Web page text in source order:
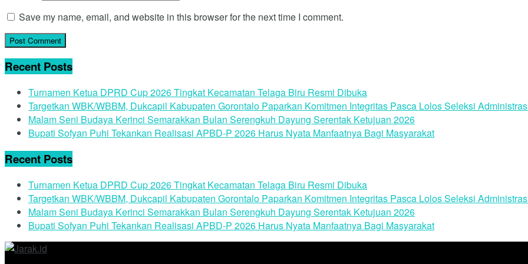
Save my name, email, and website in this browser for the next time I comment.
Recent Posts
Turnamen Ketua DPRD Cup 2026 Tingkat Kecamatan Telaga Biru Resmi Dibuka
Targetkan WBK/WBBM, Dukcapil Kabupaten Gorontalo Paparkan Komitmen Integritas Pasca Lolos Seleksi
Malam Seni Budaya Kerinci Semarakkan Bulan Serengkuh Dayung Serentak Ketujuan 2026
Bupati Sofyan Puhi Tekankan Realisasi APBD-P 2026 Harus Nyata Manfaatnya Bagi Masyarakat
Recent Posts
Turnamen Ketua DPRD Cup 2026 Tingkat Kecamatan Telaga Biru Resmi Dibuka
Targetkan WBK/WBBM, Dukcapil Kabupaten Gorontalo Paparkan Komitmen Integritas Pasca Lolos Seleksi
Malam Seni Budaya Kerinci Semarakkan Bulan Serengkuh Dayung Serentak Ketujuan 2026
Bupati Sofyan Puhi Tekankan Realisasi APBD-P 2026 Harus Nyata Manfaatnya Bagi Masyarakat